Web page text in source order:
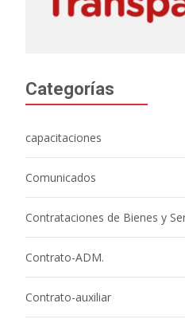
Categorías
capacitaciones
Comunicados
Contrataciones de Bienes y
Contrato-ADM.
Contrato-auxiliar